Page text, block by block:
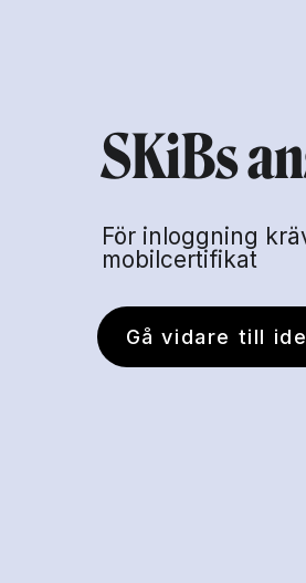
SKiBs
För inloggning
mobilcertifikat
Gå vidare till